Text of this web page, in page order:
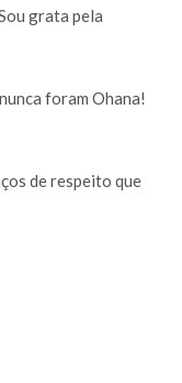
grata pela
foram Ohana!
de respeito que